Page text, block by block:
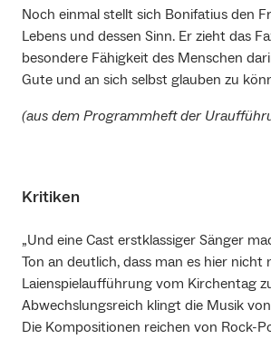
Noch einmal stellt sich Bonifatius den
Lebens und dessen Sinn. Er zieht das
besondere Fähigkeit des Menschen
Gute und an sich selbst glauben zu
(aus dem Programmheft der
Kritiken
„Und eine Cast erstklassiger Sänger
Ton an deutlich, dass man es hier nicht
Laienspielaufführung vom Kirchentag
Abwechslungsreich klingt die Musik
Die Kompositionen reichen von Rock-